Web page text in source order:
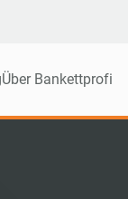
Über Bankettprofi